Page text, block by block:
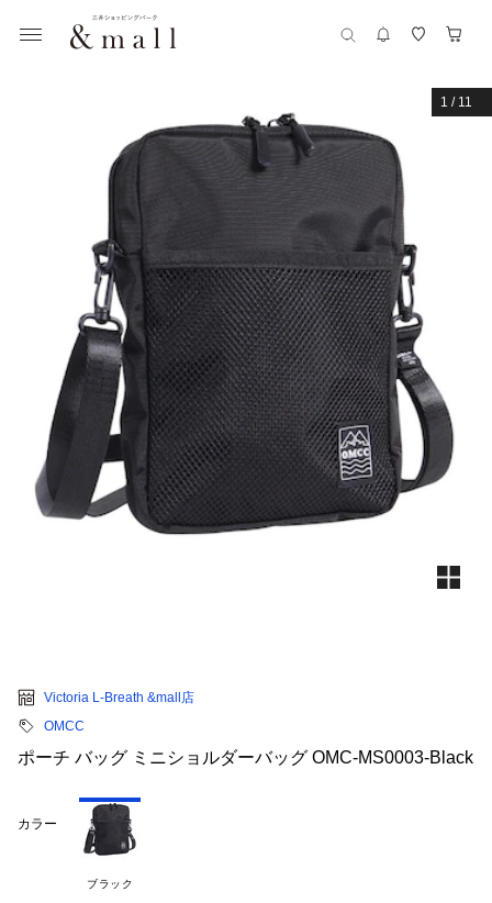
1 / 11
Victoria L-Breath &mall店
OMCC
ポーチ バッグ ミニショルダーバッグ OMC-MS0003-Black
カラー
ブラック